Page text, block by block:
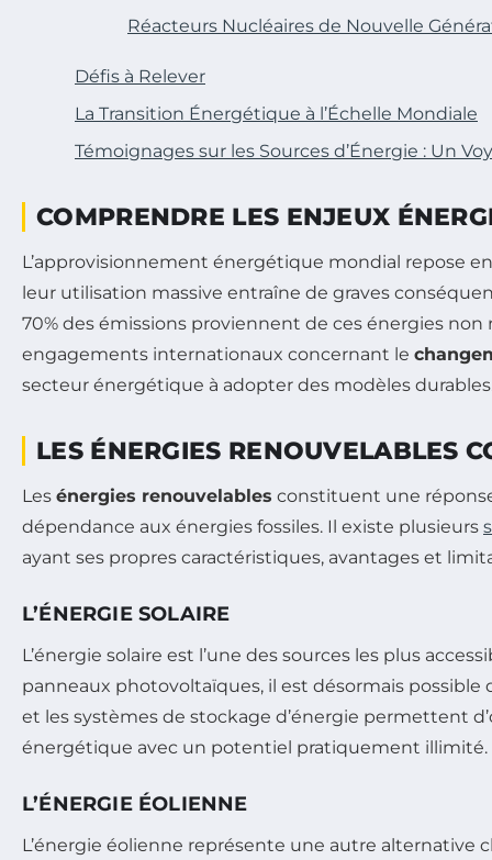
Réacteurs Nucléaires de Nouvelle
Défis à Relever
La Transition Énergétique à l’Échelle Mondiale
Témoignages sur les Sources d’Énergie : Un
COMPRENDRE LES ENJEUX
L’approvisionnement énergétique mondial repose
leur utilisation massive entraîne de graves
70% des émissions proviennent de ces énergies
engagements internationaux concernant le
secteur énergétique à adopter des modèles
LES ÉNERGIES RENOUVELABLES
Les énergies renouvelables constituent une
dépendance aux énergies fossiles. Il existe plusieurs
ayant ses propres caractéristiques, avantages et
L’ÉNERGIE SOLAIRE
L’énergie solaire est l’une des sources les plus
panneaux photovoltaïques, il est désormais
et les systèmes de stockage d’énergie permettent
énergétique avec un potentiel pratiquement illimité.
L’ÉNERGIE ÉOLIENNE
L’énergie éolienne représente une autre alternative